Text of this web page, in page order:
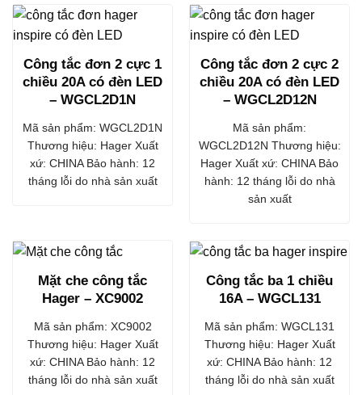
Công tắc đơn 2 cực 1
chiều 20A có đèn LED
– WGCL2D1N
Mã sản phẩm: WGCL2D1N
Thương hiệu: Hager Xuất
xứ: CHINA Bảo hành: 12
tháng lỗi do nhà sản xuất
Công tắc đơn 2 cực 2
chiều 20A có đèn LED
– WGCL2D12N
Mã sản phẩm:
WGCL2D12N Thương hiệu:
Hager Xuất xứ: CHINA Bảo
hành: 12 tháng lỗi do nhà
sản xuất
Mặt che công tắc
Hager – XC9002
Mã sản phẩm: XC9002
Thương hiệu: Hager Xuất
xứ: CHINA Bảo hành: 12
tháng lỗi do nhà sản xuất
Công tắc ba 1 chiều
16A – WGCL131
Mã sản phẩm: WGCL131
Thương hiệu: Hager Xuất
xứ: CHINA Bảo hành: 12
tháng lỗi do nhà sản xuất